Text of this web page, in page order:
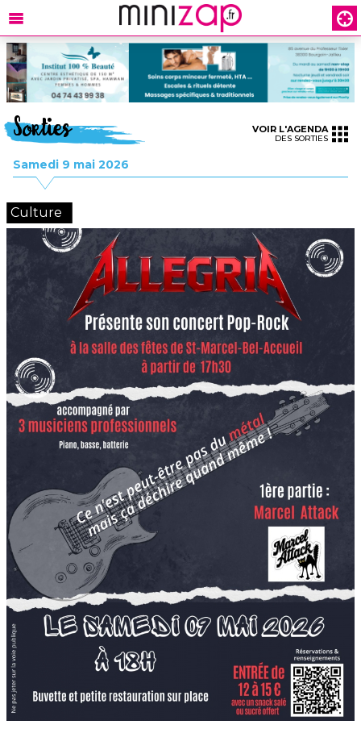
Sorties
Samedi 9 mai 2026
VOIR L'AGENDA
DES SORTIES
Culture